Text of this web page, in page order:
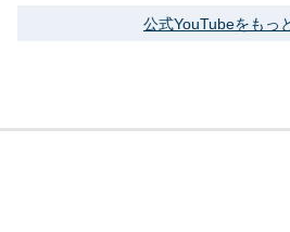
公式YouTubeをもっ